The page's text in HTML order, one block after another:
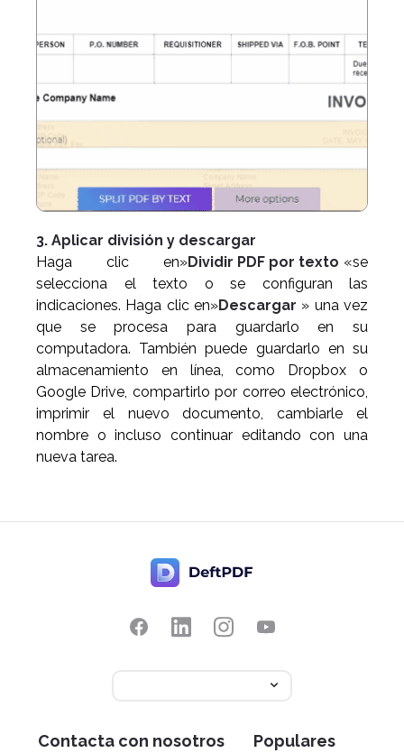
3. Aplicar división y descargar
Haga clic en»Dividir PDF por texto «se
selecciona el texto o se configuran las
indicaciones. Haga clic en»Descargar » una vez
que se procesa para guardarlo en su
computadora. También puede guardarlo en su
almacenamiento en línea, como Dropbox o
Google Drive, compartirlo por correo electrónico,
imprimir el nuevo documento, cambiarle el
nombre o incluso continuar editando con una
nueva tarea.
Contacta con nosotros Populares